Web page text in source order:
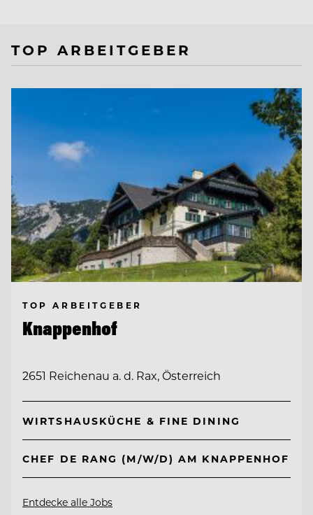
TOP ARBEITGEBER
TOP ARBEITGEBER
Knappenhof
2651 Reichenau a. d. Rax, Österreich
WIRTSHAUSKÜCHE & FINE DINING
CHEF DE RANG (M/W/D) AM KNAPPENHOF
Entdecke alle Jobs